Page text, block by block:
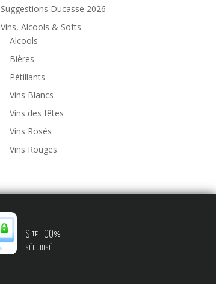
Suggestions Ducasse 2026
Vins, Alcools & Softs
Alcools
Bières
Pétillants
Vins Blancs
Vins des fêtes
Vins Rosés
Vins Rouges
Site 100%
sécurisé